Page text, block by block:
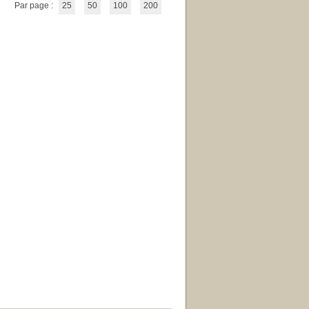
Par page : 25 50 100 200